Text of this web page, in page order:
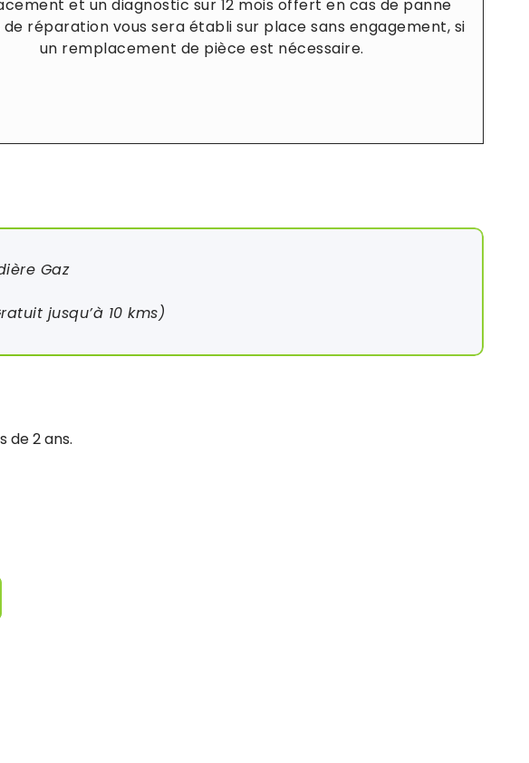
et un diagnostic sur 12 mois offert en cas de panne
de réparation vous sera établi sur place sans engagement, si
un remplacement de pièce est nécessaire.
Gaz
jusqu’à 10 kms)
de 2 ans.